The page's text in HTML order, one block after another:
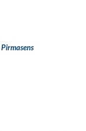
Pirmasens